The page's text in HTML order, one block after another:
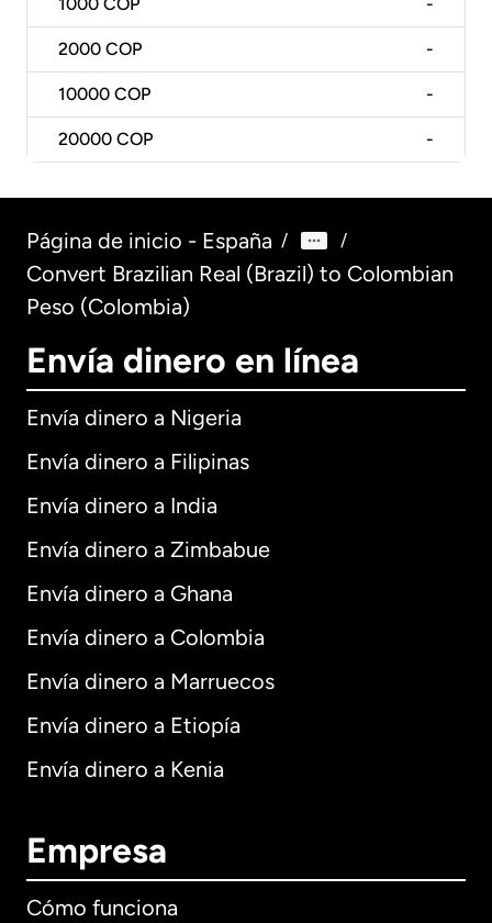
1000 COP -
2000 COP -
10000 COP -
20000 COP -
Página de inicio - España / /
Convert Brazilian Real (Brazil) to Colombian
Peso (Colombia)
Envía dinero en línea
Envía dinero a Nigeria
Envía dinero a Filipinas
Envía dinero a India
Envía dinero a Zimbabue
Envía dinero a Ghana
Envía dinero a Colombia
Envía dinero a Marruecos
Envía dinero a Etiopía
Envía dinero a Kenia
Empresa
Cómo funciona